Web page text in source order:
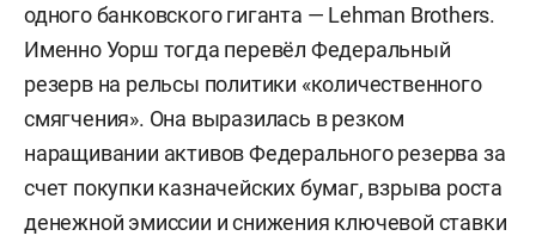
одного банковского гиганта — Lehman Brothers.
Именно Уорш тогда перевёл Федеральный
резерв на рельсы политики «количественного
смягчения». Она выразилась в резком
наращивании активов Федерального резерва за
счет покупки казначейских бумаг, взрыва роста
денежной эмиссии и снижения ключевой ставки